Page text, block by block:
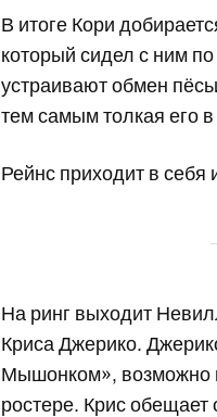
В итоге Кори
который сидел с ним
устраивают обмен
тем самым толкая его в
Рейнс приходит в себя
На ринг выходит
Криса Джерико.
Мышонком», возможно
ростере. Крис обещает